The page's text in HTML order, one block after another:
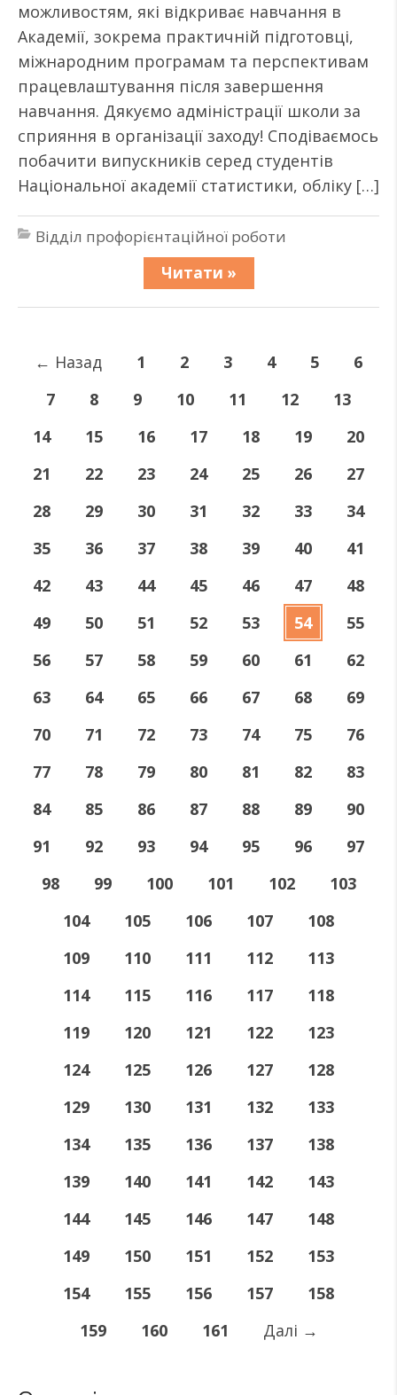
можливостям, які відкриває навчання в
Академії, зокрема практичній підготовці,
міжнародним програмам та перспективам
працевлаштування після завершення
навчання. Дякуємо адміністрації школи за
сприяння в організації заходу! Сподіваємось
побачити випускників серед студентів
Національної академії статистики, обліку […]
Відділ профорієнтаційної роботи
Читати »
← Назад 1 2 3 4 5
6
7
8 9 10 11 12
13
14
15 16 17 18 19
20
21
22 23 24 25 26
27
28
29 30 31 32 33
34
35
36 37 38 39 40
41
42
43 44 45 46 47
48
49
50 51 52 53 54
55
56
57 58 59 60 61
62
63
64 65 66 67 68
69
70
71 72 73 74 75
76
77
78 79 80 81 82
83
84
85 86 87 88 89
90
91
92 93 94 95 96
97
98
99 100 101 102
103
104
105 106 107
108
109
110 111 112
113
114
115 116 117
118
119
120 121 122
123
124
125 126 127
128
129
130 131 132
133
134
135 136 137
138
139
140 141 142
143
144
145 146 147
148
149
150 151 152
153
154
155 156 157
158
159
160 161 Далі →